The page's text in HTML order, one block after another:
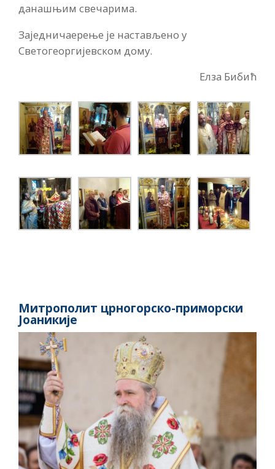
данашњим свечарима.
Заједничаерење је настављено у
Светогеоргијевском дому.
Елза Бибић
Митрополит црногорско-приморски
Јоаникије